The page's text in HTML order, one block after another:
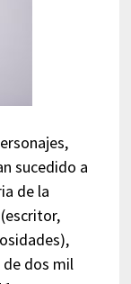
sucedido a
de la
(escritor,
de dos mil